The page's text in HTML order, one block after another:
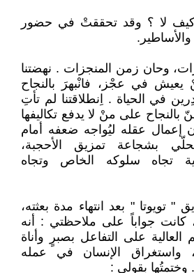
لا ؟ وقد تحققتْ في حضور
وحان زمن المنجزات . نهضتنا
في عجْز، فانْبهرَ بالنجاح
في الحياة . اِنطلاقتنا لم تأتِ
على منْ لا يدفع تكاليفها
إعمال عقله ليُواجه ضعفه أمام
بشجاعة تمزيق الأحجبة،
تجاه سلوكه الخاص وتجاه
تويوتا " بعد انتهاء مدة بعثته،
كانت جواباً على ملاحظتي : أنه
العالية على التفاعل بصبرٍ وأناة
واستغراق الإنسان في عمله
بقولي :